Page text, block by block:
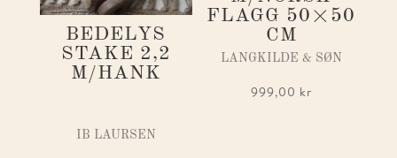
BEDELYS
STAKE 2,2
M/HANK
IB LAURSEN
FLAGG 50×50
CM
LANGKILDE & SØN
999,00 kr